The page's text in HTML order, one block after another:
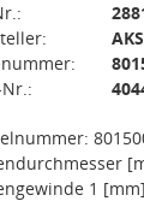
Nr.:
1